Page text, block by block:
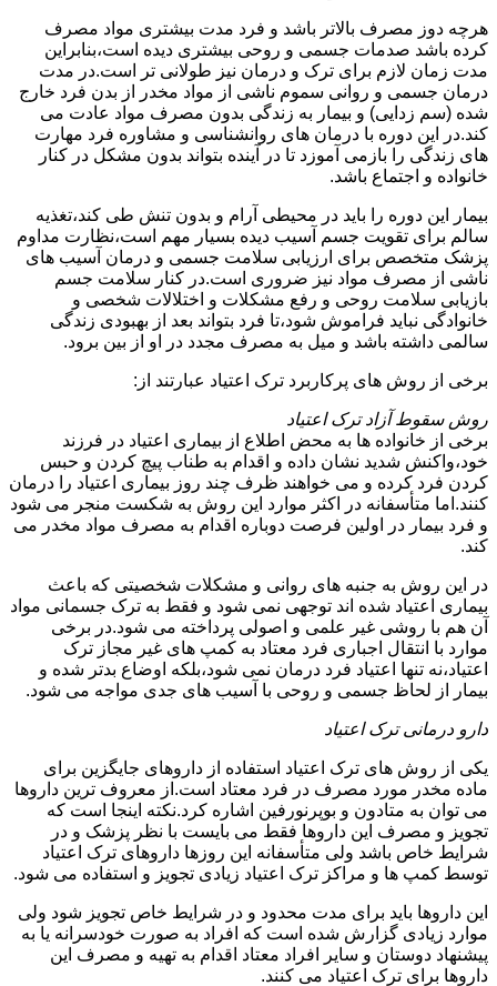
هرچه دوز مصرف بالاتر باشد و فرد مدت بیشتری مواد مصرف
کرده باشد صدمات جسمی و روحی بیشتری دیده است،بنابراین
مدت زمان لازم برای ترک و درمان نیز طولانی تر است.در مدت
درمان جسمی و روانی سموم ناشی از مواد مخدر از بدن فرد خارج
شده (سم زدایی) و بیمار به زندگی بدون مصرف مواد عادت می
کند.در این دوره با درمان های روانشناسی و مشاوره فرد مهارت
های زندگی را بازمی آموزد تا در آینده بتواند بدون مشکل در کنار
خانواده و اجتماع باشد.
بیمار این دوره را باید در محیطی آرام و بدون تنش طی کند،تغذیه
سالم برای تقویت جسم آسیب دیده بسیار مهم است،نظارت مداوم
پزشک متخصص برای ارزیابی سلامت جسمی و درمان آسیب های
ناشی از مصرف مواد نیز ضروری است.در کنار سلامت جسم
بازیابی سلامت روحی و رفع مشکلات و اختلالات شخصی و
خانوادگی نباید فراموش شود،تا فرد بتواند بعد از بهبودی زندگی
سالمی داشته باشد و میل به مصرف مجدد در او از بین برود.
برخی از روش های پرکاربرد ترک اعتیاد عبارتند از:
روش سقوط آزاد ترک اعتیاد
برخی از خانواده ها به محض اطلاع از بیماری اعتیاد در فرزند
خود،واکنش شدید نشان داده و اقدام به طناب پیچ کردن و حبس
کردن فرد کرده و می خواهند ظرف چند روز بیماری اعتیاد را درمان
کنند.اما متأسفانه در اکثر موارد این روش به شکست منجر می شود
و فرد بیمار در اولین فرصت دوباره اقدام به مصرف مواد مخدر می
کند.
در این روش به جنبه های روانی و مشکلات شخصیتی که باعث
بیماری اعتیاد شده اند توجهی نمی شود و فقط به ترک جسمانی مواد
آن هم با روشی غیر علمی و اصولی پرداخته می شود.در برخی
موارد با انتقال اجباری فرد معتاد به کمپ های غیر مجاز ترک
اعتیاد،نه تنها اعتیاد فرد درمان نمی شود،بلکه اوضاع بدتر شده و
بیمار از لحاظ جسمی و روحی با آسیب های جدی مواجه می شود.
دارو درمانی ترک اعتیاد
یکی از روش های ترک اعتیاد استفاده از داروهای جایگزین برای
ماده مخدر مورد مصرف در فرد معتاد است.از معروف ترین داروها
می توان به متادون و بوپرنورفین اشاره کرد.نکته اینجا است که
تجویز و مصرف این داروها فقط می بایست با نظر پزشک و در
شرایط خاص باشد ولی متأسفانه این روزها داروهای ترک اعتیاد
توسط کمپ ها و مراکز ترک اعتیاد زیادی تجویز و استفاده می شود.
این داروها باید برای مدت محدود و در شرایط خاص تجویز شود ولی
موارد زیادی گزارش شده است که افراد به صورت خودسرانه یا به
پیشنهاد دوستان و سایر افراد معتاد اقدام به تهیه و مصرف این
داروها برای ترک اعتیاد می کنند.